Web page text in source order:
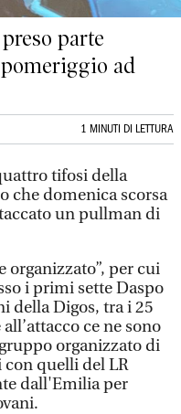
parte
ad
1 MINUTI DI LETTURA
tifosi della
che domenica scorsa
un pullman di
organizzato”, per cui
i primi sette Daspo
della Digos, tra i 25
ce ne sono
organizzato di
con quelli del LR
dall'Emilia per